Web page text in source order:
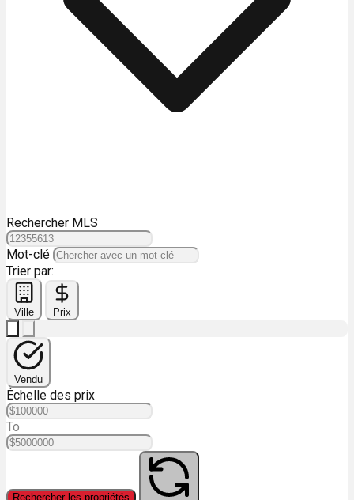
Rechercher MLS
Mot-clé
Trier par:
Ville Prix
Vendu
Échelle des prix
To
Rechercher les propriétés